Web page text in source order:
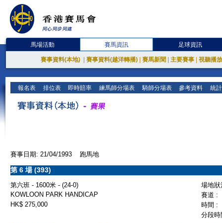
馬場活動 賽馬資訊 足球資訊
賽事資料(本地) 賽事資料(越洋轉播) 賽馬新聞 主要賽事 視聽播
報名表 排位表 即時賠率 練馬師分場表 騎師分場表 參考資料 統
賽事日期: 21/04/1993 跑馬地
第 6 場 (393)
第六班 - 1600米 - (24-0)
場地
KOWLOON PARK HANDICAP
賽道 :
HK$ 275,000
時間 :
分段